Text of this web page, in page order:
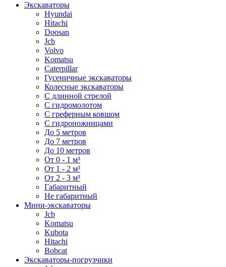
Экскаваторы
Hyundai
Hitachi
Doosan
Jcb
Volvo
Komatsu
Caterpillar
Гусеничные экскаваторы
Колесные экскаваторы
С длинной стрелой
С гидромолотом
С греферным ковшом
С гидроножницами
До 5 метров
До 7 метров
До 10 метров
От 0 - 1 м³
От 1 - 2 м³
От 2 - 3 м³
Габаритный
Не габаритный
Мини-экскаваторы
Jcb
Komatsu
Kubota
Hitachi
Bobcat
Экскаваторы-погрузчики